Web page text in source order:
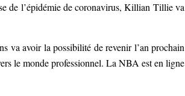
de l’épidémie de coronavirus, Killian Tillie va
va avoir la possibilité de revenir l’an prochain
le monde professionnel. La NBA est en ligne